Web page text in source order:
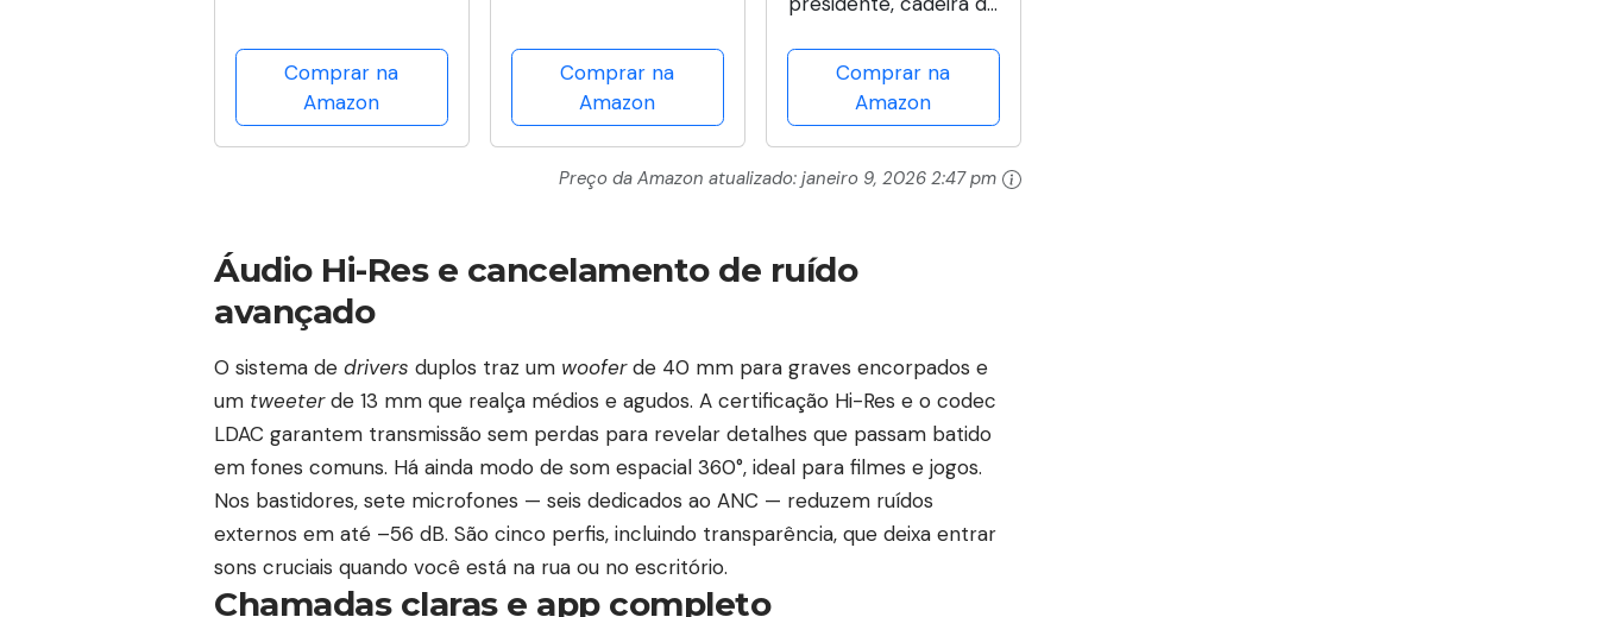
Lombar Ajustável,
Reclinável 3 Posições
Duoffice DU355 Viper
Comprar na
Amazon
Home Office
Executiva Giratória
C/Rodízios
Confortável Com
Esteirinha
Comprar na
Amazon
apoio para os pés e
encosto
ajustável（Preto）
Comprar na
Amazon
Preço da Amazon atualizado:janeiro 9, 2026 2:47 pm
Áudio Hi-Res e cancelamento de ruído
avançado
O sistema de drivers duplos traz um wooferde 40 mm para graves encorpados e
um tweeterde 13 mm que realça médios e agudos. A certificação Hi-Res e o codec
LDAC garantem transmissão sem perdas para revelar detalhes que passam batido
em fones comuns. Há ainda modo de som espacial 360°, ideal para filmes e jogos.
Nos bastidores, sete microfones — seis dedicados ao ANC — reduzem ruídos
externos em até –56 dB. São cinco perfis, incluindo transparência, que deixa entrar
sons cruciais quando você está na rua ou no escritório.
Chamadas claras e app completo